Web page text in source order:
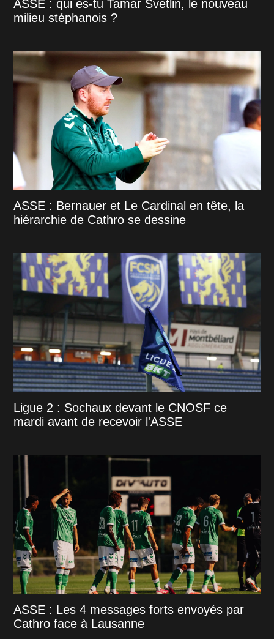
ASSE : qui es-tu Tamar Svetlin, le nouveau
milieu stéphanois ?
ASSE : Bernauer et Le Cardinal en tête, la
hiérarchie de Cathro se dessine
Ligue 2 : Sochaux devant le CNOSF ce
mardi avant de recevoir l'ASSE
ASSE : Les 4 messages forts envoyés par
Cathro face à Lausanne